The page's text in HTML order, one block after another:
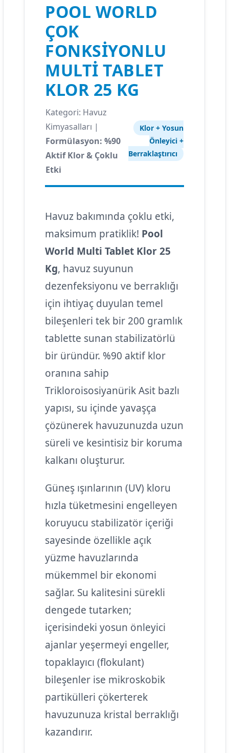
POOL WORLD
ÇOK
FONKSIYONLU
MULTI TABLET
KLOR 25 KG
Kategori: Havuz
Kimyasalları |
Formülasyon: %90
Aktif Klor & Çoklu
Etki
Klor + Yosun
Önleyici +
Berraklaştırıcı
Havuz bakımında çoklu etki,
maksimum pratiklik! Pool
World Multi Tablet Klor 25
Kg, havuz suyunun
dezenfeksiyonu ve berraklığı
için ihtiyaç duyulan temel
bileşenleri tek bir 200 gramlık
tablette sunan stabilizatörlü
bir üründür. %90 aktif klor
oranına sahip
Trikloroisosiyanürik Asit bazlı
yapısı, su içinde yavaşça
çözünerek havuzunuzda uzun
süreli ve kesintisiz bir koruma
kalkanı oluşturur.
Güneş ışınlarının (UV) kloru
hızla tüketmesini engelleyen
koruyucu stabilizatör içeriği
sayesinde özellikle açık
yüzme havuzlarında
mükemmel bir ekonomi
sağlar. Su kalitesini sürekli
dengede tutarken;
içerisindeki yosun önleyici
ajanlar yeşermeyi engeller,
topaklayıcı (flokulant)
bileşenler ise mikroskobik
partikülleri çökerterek
havuzunuza kristal berraklığı
kazandırır.